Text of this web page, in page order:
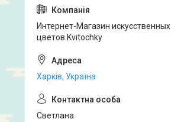
Интернет-Магазин искусственных
цветов Kvitochky
Харків, Україна
Светлана